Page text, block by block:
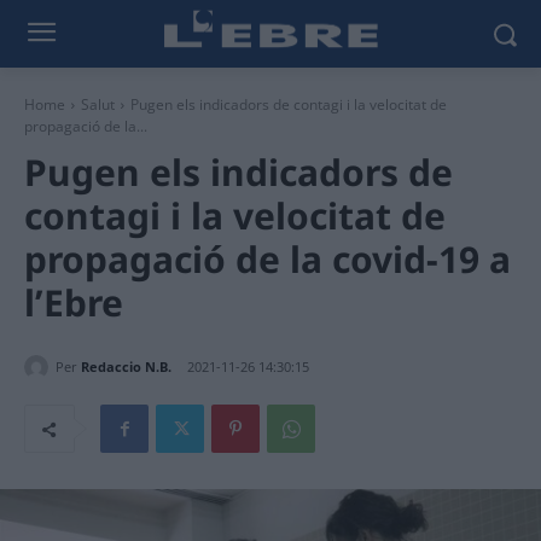
Home Salut
Pugen els indicadors de contagi i la velocitat de
propagació de la...
Pugen els indicadors de
contagi i la velocitat de
propagació de la covid-19 a
l’Ebre
Per Redaccio N.B. 2021-11-26 14:30:15